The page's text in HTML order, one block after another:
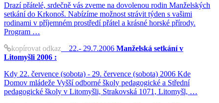
Drazí přátelé, srdečně vás zveme na dovolenou rodin Manželských
setkání do Krkonoš. Nabízíme možnost strávit týden s vašimi
rodinami v příjemném prostředí přátel a krásné horské přírody.
Program …
kopírovat odkaz 22.- 29.7.2006 Manželská setkání v
Litomyšli 2006 :
Kdy 22. července (sobota) - 29. července (sobota) 2006 Kde
Domov mládeže Vyšší odborné školy pedagogické a Střední
pedagogické školy v Litomyšli, Strakovská 1071, Litomyšl, …